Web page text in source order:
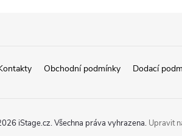
Obchodní podmínky Dodací
iStage.cz. Všechna práva vyhrazena. Upravit